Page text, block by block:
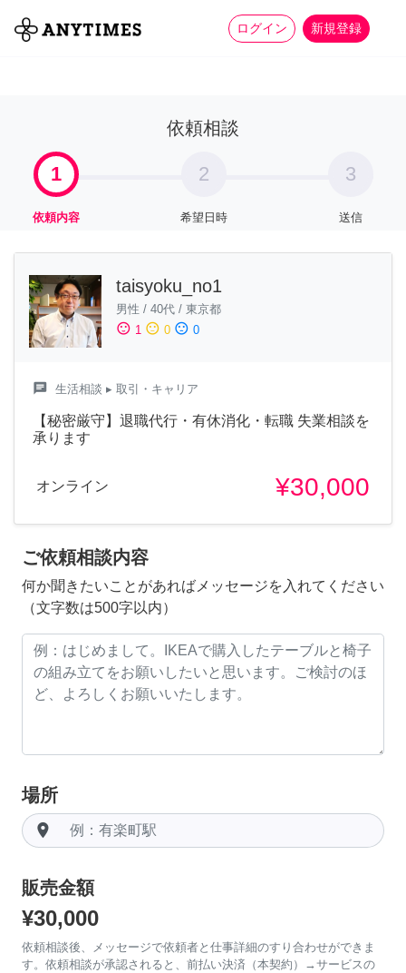
ログイン 新規登録
全て 家事 more_horiz
依頼相談
1
依頼内容
2
希望日時
3
送信
taisyoku_no1
男性 / 40代 / 東京都
sentiment_satisfied 1 sentiment_neutral 0 sentiment_dissatisfied 0
chat 生活相談 ▸ 取引・キャリア
【秘密厳守】退職代行・有休消化・転職 失業相談を
承ります
オンライン ¥30,000
ご依頼相談内容
何か聞きたいことがあればメッセージを入れてください
（文字数は500字以内）
場所
room
販売金額
¥30,000
依頼相談後、メッセージで依頼者と仕事詳細のすり合わせができま
す。依頼相談が承認されると、前払い決済（本契約）→サービスの